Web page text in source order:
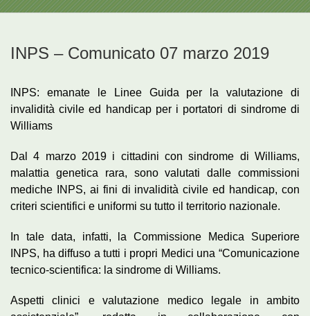
INPS – Comunicato 07 marzo 2019
INPS: emanate le Linee Guida per la valutazione di
invalidità civile ed handicap per i portatori di sindrome di
Williams
Dal 4 marzo 2019 i cittadini con sindrome di Williams,
malattia genetica rara, sono valutati dalle commissioni
mediche INPS, ai fini di invalidità civile ed handicap, con
criteri scientifici e uniformi su tutto il territorio nazionale.
In tale data, infatti, la Commissione Medica Superiore
INPS, ha diffuso a tutti i propri Medici una “Comunicazione
tecnico-scientifica: la sindrome di Williams.
Aspetti clinici e valutazione medico legale in ambito